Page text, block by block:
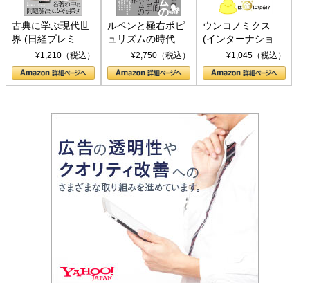
古典に学ぶ現代世
界 (日経プレミア
シリーズ)¥1,210（税込）
ルペンと極右ポピ
ュリズムの時代：
〈ヤヌス〉の二つ
の顔
¥2,750（税込）
ウンコノミクス
(インターナショナ
ル新書)¥1,045（税込）